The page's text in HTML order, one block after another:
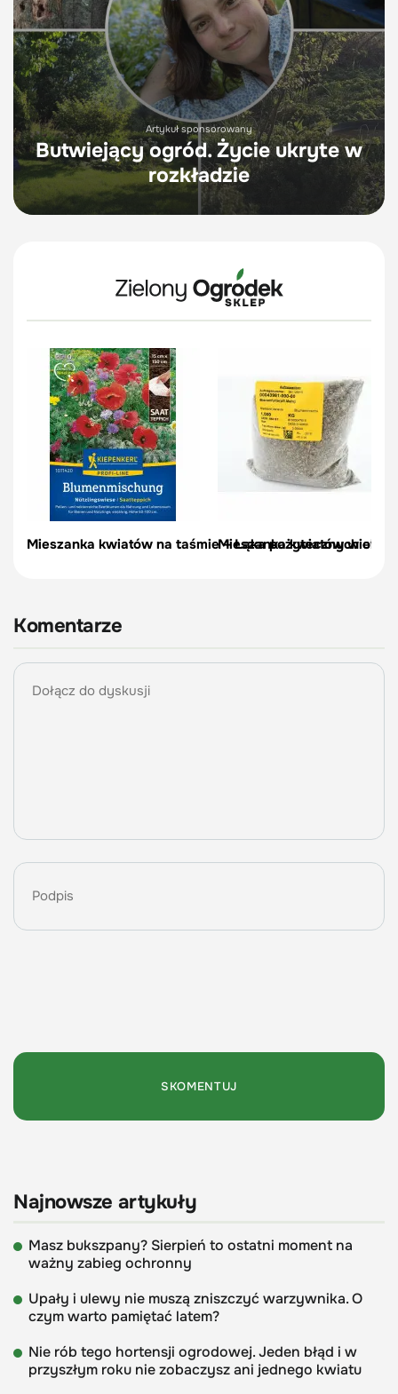
Artykuł sponsorowany
Butwiejący ogród. Życie ukryte w
rozkładzie
Mieszanka kwiatów na taśmie – Łąka pożytecznych
Mieszanka kwiatów
Komentarze
Najnowsze artykuły
Masz bukszpany? Sierpień to ostatni moment na
ważny zabieg ochronny
Upały i ulewy nie muszą zniszczyć warzywnika. O
czym warto pamiętać latem?
Nie rób tego hortensji ogrodowej. Jeden błąd i w
przyszłym roku nie zobaczysz ani jednego kwiatu